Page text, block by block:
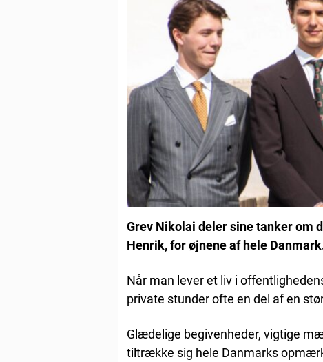
Grev Nikolai deler sine tanker om
Henrik, for øjnene af hele
Når man lever et liv i
private stunder ofte en del af en
Glædelige begivenheder, vigtige
tiltrække sig hele Danmarks